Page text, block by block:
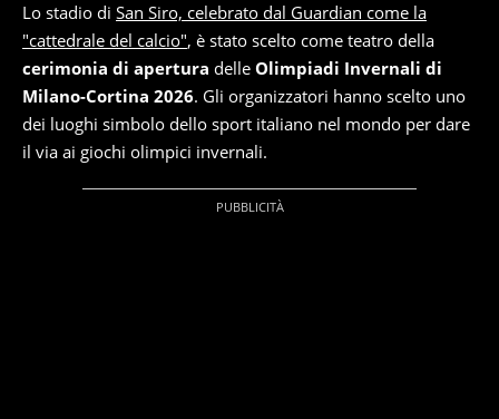
Lo stadio di San Siro, celebrato dal Guardian come la
"cattedrale del calcio", è stato scelto come teatro della
cerimonia di apertura delle Olimpiadi Invernali di
Milano-Cortina 2026. Gli organizzatori hanno scelto uno
dei luoghi simbolo dello sport italiano nel mondo per dare
il via ai giochi olimpici invernali.